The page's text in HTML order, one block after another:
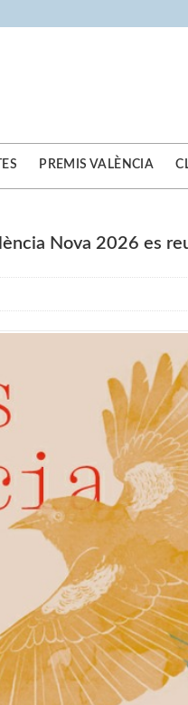
PREMIS VALÈNCIA
Nova 2026 es